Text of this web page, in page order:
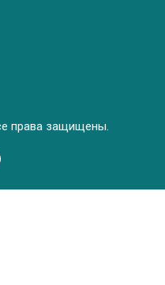
права защищены.